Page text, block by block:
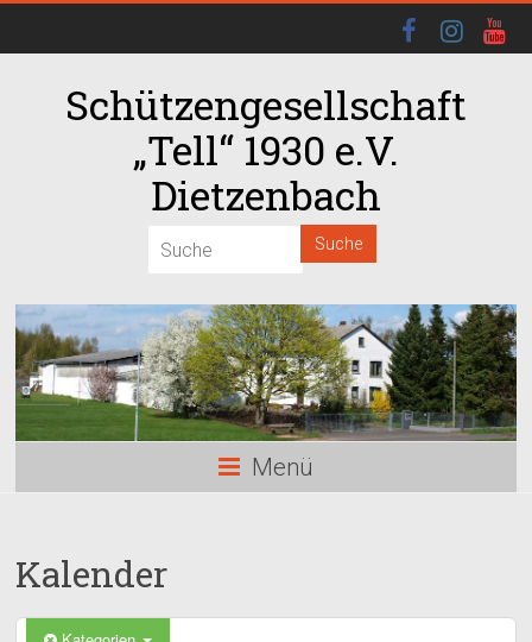
Schützengesellschaft
„Tell“ 1930 e.V.
Dietzenbach
Menü
Kalender